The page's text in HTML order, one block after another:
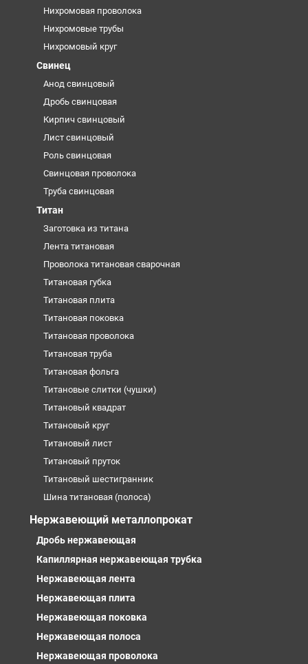
Нихромовая проволока
Нихромовые трубы
Нихромовый круг
Свинец
Анод свинцовый
Дробь свинцовая
Кирпич свинцовый
Лист свинцовый
Роль свинцовая
Свинцовая проволока
Труба свинцовая
Титан
Заготовка из титана
Лента титановая
Проволока титановая сварочная
Титановая губка
Титановая плита
Титановая поковка
Титановая проволока
Титановая труба
Титановая фольга
Титановые слитки (чушки)
Титановый квадрат
Титановый круг
Титановый лист
Титановый пруток
Титановый шестигранник
Шина титановая (полоса)
Нержавеющий металлопрокат
Дробь нержавеющая
Капиллярная нержавеющая трубка
Нержавеющая лента
Нержавеющая плита
Нержавеющая поковка
Нержавеющая полоса
Нержавеющая проволока